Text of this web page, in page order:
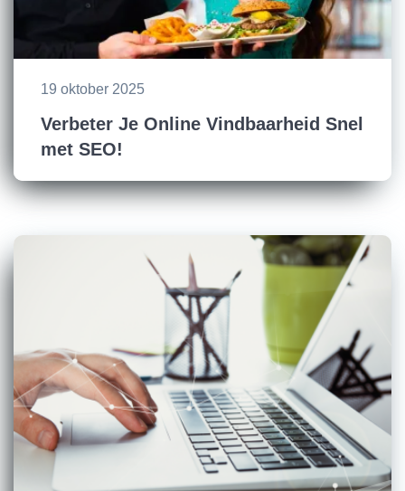
19 oktober 2025
Verbeter Je Online Vindbaarheid Snel
met SEO!